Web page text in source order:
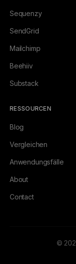
Sequenzy
SendGrid
Mailchimp
Beehiiv
Substack
RESSOURCEN
Blog
Vergleichen
Anwendungsfälle
About
Contact
©